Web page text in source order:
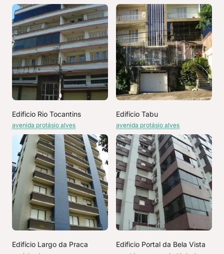
Edificio Rio Tocantins
avenida protásio alves
Edifício Tabu
avenida protásio alves
Edifício Largo da Praca Edificio Portal da Bela Vista